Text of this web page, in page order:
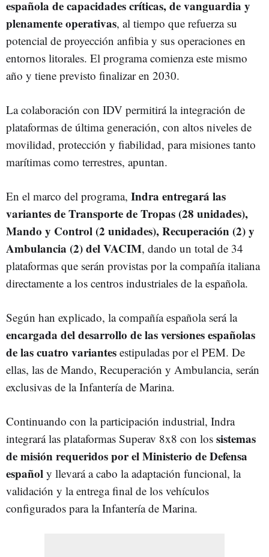
española de capacidades críticas, de vanguardia y
plenamente operativas, al tiempo que refuerza su
potencial de proyección anfibia y sus operaciones en
entornos litorales. El programa comienza este mismo
año y tiene previsto finalizar en 2030.
La colaboración con IDV permitirá la integración de
plataformas de última generación, con altos niveles de
movilidad, protección y fiabilidad, para misiones tanto
marítimas como terrestres, apuntan.
En el marco del programa, Indra entregará las
variantes de Transporte de Tropas (28 unidades),
Mando y Control (2 unidades), Recuperación (2) y
Ambulancia (2) del VACIM, dando un total de 34
plataformas que serán provistas por la compañía italiana
directamente a los centros industriales de la española.
Según han explicado, la compañía española será la
encargada del desarrollo de las versiones españolas
de las cuatro variantes estipuladas por el PEM. De
ellas, las de Mando, Recuperación y Ambulancia, serán
exclusivas de la Infantería de Marina.
Continuando con la participación industrial, Indra
integrará las plataformas Superav 8x8 con los sistemas
de misión requeridos por el Ministerio de Defensa
español y llevará a cabo la adaptación funcional, la
validación y la entrega final de los vehículos
configurados para la Infantería de Marina.